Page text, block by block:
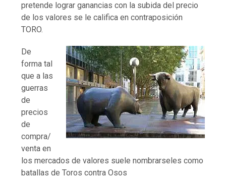
pretende lograr ganancias con la subida del precio
de los valores se le califica en contraposición
TORO.
De
forma tal
que a las
guerras
de
precios
de
compra/
venta en
los mercados de valores suele nombrarseles como
batallas de Toros contra Osos